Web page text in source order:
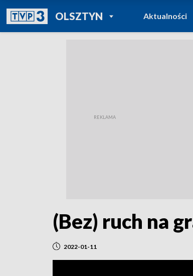
OLSZTYNPOWRÓT DO
TVP REGIONY
Aktualności
(Bez) ruch na
2022-01-11